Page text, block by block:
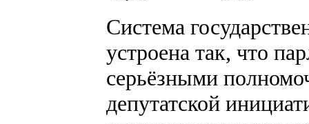
Система
устроена так, что
серьёзными
депутатской